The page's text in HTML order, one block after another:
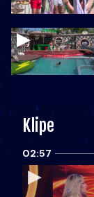
Klipe
02:57